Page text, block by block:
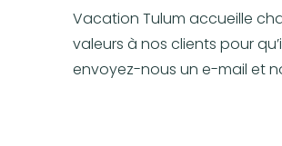
Vacation Tulum accueille
valeurs à nos clients pour
envoyez-nous un e-mail et